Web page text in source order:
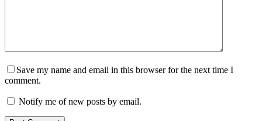
Save my name and email in this browser for the next time I
comment.
Notify me of new posts by email.